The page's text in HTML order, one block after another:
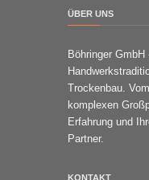
ÜBER UNS
Böhringer
Trockenbau.
komplexen
Erfahrung und
Partner.
KONTAKT